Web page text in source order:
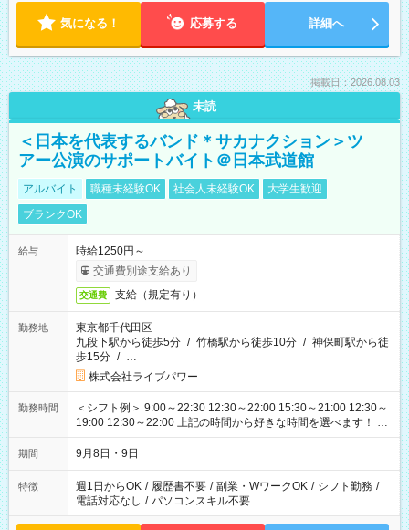
気になる！ 応募する 詳細へ
掲載日：2026.08.03
未読
＜日本を代表するバンド＊サカナクション＞ツ
アー公演のサポートバイト＠日本武道館
アルバイト 職種未経験OK 社会人未経験OK
大学生歓迎
ブランクOK
給与
時給1250円～
交通費別途支給あり
交通費 支給（規定有り）
勤務地
東京都千代田区
九段下駅から徒歩5分 / 竹橋駅から徒歩10分 / 神保町駅から徒
歩15分 / …
株式会社ライブパワー
勤務時間
＜シフト例＞ 9:00～22:30 12:30～22:00 15:30～21:00 12:30～
19:00 12:30～22:00 上記の時間から好きな時間を選べます！ ※
時間は変更となる可能性があります
期間 9月8日・9日
特徴 週1日からOK / 履歴書不要 / 副業・WワークOK / シフト勤務 /
電話対応なし / パソコンスキル不要